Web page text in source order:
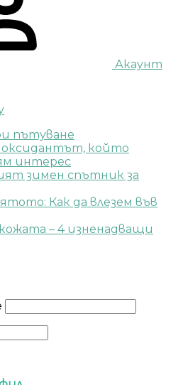
Акаунт
пътуване
който
интерес
зимен спътник за
Как да влезем във
– 4 изненадващи